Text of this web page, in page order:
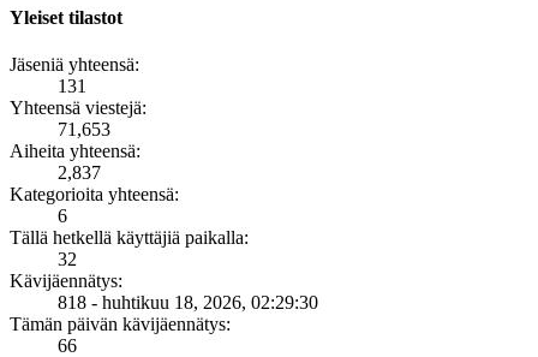
Yleiset tilastot
Jäseniä yhteensä:
131
Yhteensä viestejä:
71,653
Aiheita yhteensä:
2,837
Kategorioita yhteensä:
6
Tällä hetkellä käyttäjiä paikalla:
32
Kävijäennätys:
818 - huhtikuu 18, 2026, 02:29:30
Tämän päivän kävijäennätys:
66